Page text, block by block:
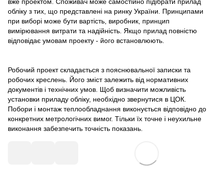
обліку з тих, що представлені на ринку України. Принципами
при виборі може бути вартість, виробник, принцип
вимірювання витрати та надійність. Якщо прилад повністю
відповідає умовам проекту - його встановлюють.
Робочий проект складається з пояснювальної записки та
робочих креслень. Його зміст залежить від нормативних
документів і технічних умов. Щоб визначити можливість
установки приладу обліку, необхідно звернутися в ЦОК.
Побори і монтаж теплообладнання виконується відповідно до
конкретних метрологічних вимог. Тільки їх точне і неухильне
виконання забезпечить точність показань.